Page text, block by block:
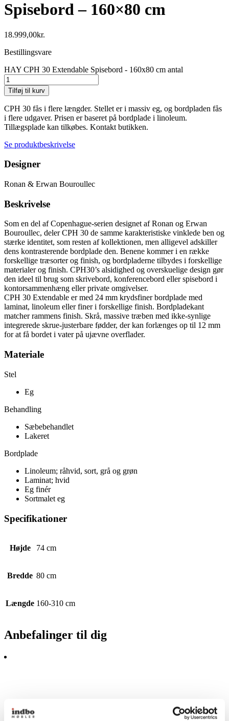
Spisebord – 160×80 cm
18.999,00kr.
Bestillingsvare
HAY CPH 30 Extendable Spisebord - 160x80 cm antal
Tilføj til kurv
CPH 30 fås i flere længder. Stellet er i massiv eg, og bordpladen fås
i flere udgaver. Prisen er baseret på bordplade i linoleum.
Tillægsplade kan tilkøbes. Kontakt butikken.
Se produktbeskrivelse
Designer
Ronan & Erwan Bouroullec
Beskrivelse
Som en del af Copenhague-serien designet af Ronan og Erwan
Bouroullec, deler CPH 30 de samme karakteristiske vinklede ben og
stærke identitet, som resten af kollektionen, men alligevel adskiller
dens kontrasterende bordplade den. Benene kommer i en række
forskellige træsorter og finish, og bordpladerne tilbydes i forskellige
materialer og finish. CPH30’s alsidighed og overskuelige design gør
den ideel til brug som skrivebord, konferencebord eller spisebord i
kontorsammenhæng eller private omgivelser.
CPH 30 Extendable er med 24 mm krydsfiner bordplade med
laminat, linoleum eller finer i forskellige finish. Bordpladekant
matcher rammens finish. Skrå, massive træben med ikke-synlige
integrerede skrue-justerbare fødder, der kan forlænges op til 12 mm
for at få bordet i vater på ujævne overflader.
Materiale
Stel
Eg
Behandling
Sæbebehandlet
Lakeret
Bordplade
Linoleum; råhvid, sort, grå og grøn
Laminat; hvid
Eg finér
Sortmalet eg
Specifikationer
Højde 74 cm
Bredde 80 cm
Længde 160-310 cm
Anbefalinger til dig